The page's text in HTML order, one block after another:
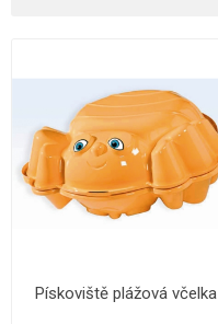
Pískoviště plážová včelka